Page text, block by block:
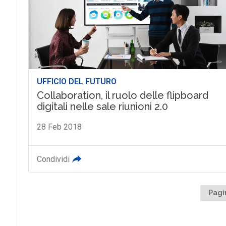
UFFICIO DEL FUTURO
Collaboration, il ruolo delle flipboard
digitali nelle sale riunioni 2.0
28 Feb 2018
Condividi